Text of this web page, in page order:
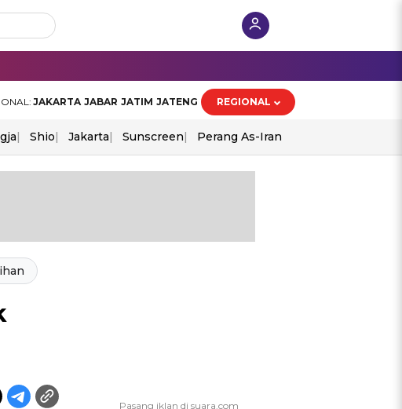
JAKARTA JABAR JATIM JATENG REGIONAL
Shio Jakarta Sunscreen Perang As-Iran